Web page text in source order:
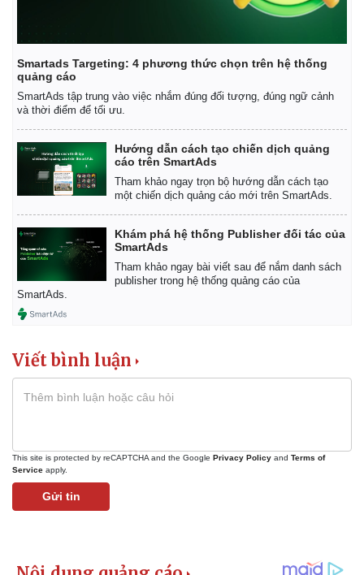
Smartads Targeting: 4 phương thức chọn trên hệ thống
quảng cáo
SmartAds tập trung vào việc nhắm đúng đối tượng, đúng ngữ cảnh
và thời điểm để tối ưu.
Hướng dẫn cách tạo chiến dịch quảng
cáo trên SmartAds
Tham khảo ngay trọn bộ hướng dẫn cách tạo
một chiến dịch quảng cáo mới trên SmartAds.
Khám phá hệ thống Publisher đối tác của
SmartAds
Tham khảo ngay bài viết sau để nắm danh sách
publisher trong hệ thống quảng cáo của
SmartAds.
Viết bình luận
This site is protected by reCAPTCHA and the Google Privacy Policy and Terms of
Service apply.
Gửi tin